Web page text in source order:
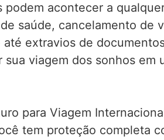
podem acontecer a
saúde, cancelamento de
até extravios de
sua viagem dos sonhos em
para Viagem
tem proteção completa